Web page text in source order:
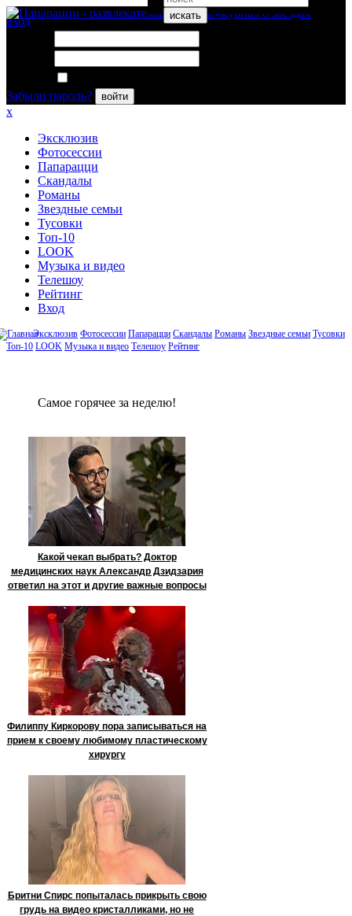
искать
вход
Забыли пароль?
войти
x
Эксклюзив
Фотосессии
Папарацци
Скандалы
Романы
Звездные семьи
Тусовки
Топ-10
LOOK
Музыка и видео
Телешоу
Рейтинг
Вход
Эксклюзив Фотосессии Папарацци Скандалы Романы Звездные семьи Тусовки
Топ-10 LOOK Музыка и видео Телешоу Рейтинг
Сaмое гoрячее за неделю!
Какой чекап выбрать? Доктор
медицинских наук Александр Дзидзария
ответил на этот и другие важные вопросы
Филиппу Киркорову пора записываться на
прием к своему любимому пластическому
хирургу
Бритни Спирс попыталась прикрыть свою
грудь на видео кристалликами, но не